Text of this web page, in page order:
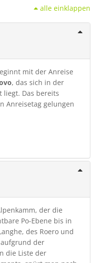
alle einklappen
mit der Anreise
, das sich in der
liegt. Das bereits
Anreisetag gelungen
der die
Po-Ebene bis in
des Roero und
der
die Liste der